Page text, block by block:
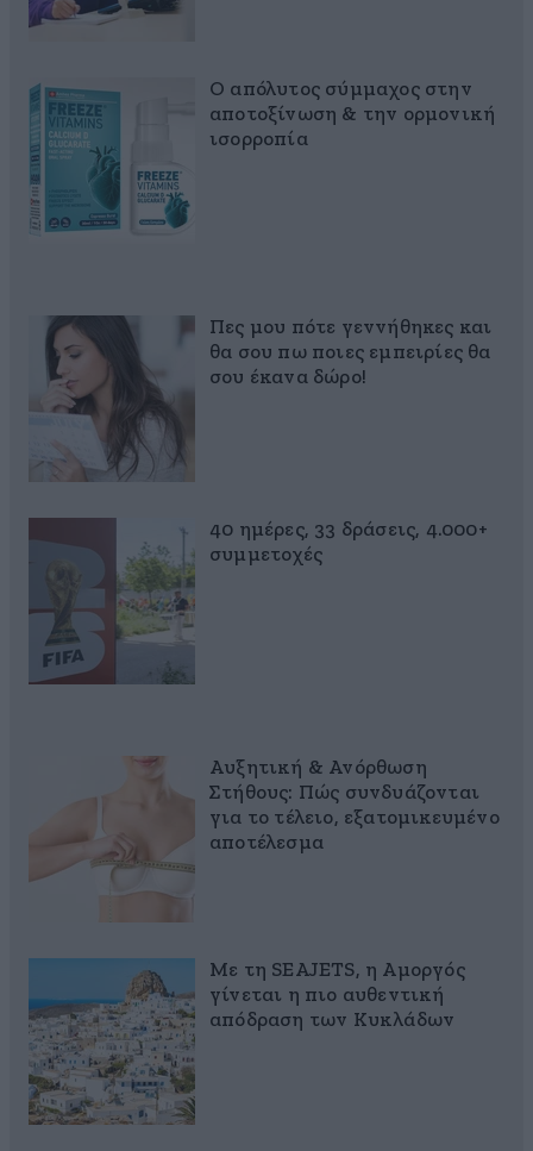
Ο απόλυτος σύμμαχος στην
αποτοξίνωση & την ορμονική
ισορροπία
Πες μου πότε γεννήθηκες και
θα σου πω ποιες εμπειρίες θα
σου έκανα δώρο!
40 ημέρες, 33 δράσεις, 4.000+
συμμετοχές
Αυξητική & Ανόρθωση
Στήθους: Πώς συνδυάζονται
για το τέλειο, εξατομικευμένο
αποτέλεσμα
Με τη SEAJETS, η Αμοργός
γίνεται η πιο αυθεντική
απόδραση των Κυκλάδων